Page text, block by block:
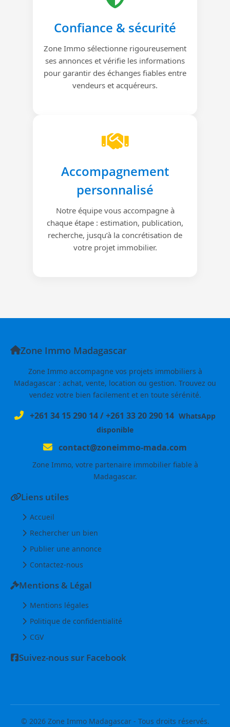
Confiance & sécurité
Zone Immo sélectionne rigoureusement
ses annonces et vérifie les informations
pour garantir des échanges fiables entre
vendeurs et acquéreurs.
Accompagnement
personnalisé
Notre équipe vous accompagne à
chaque étape : estimation, publication,
recherche, jusqu’à la concrétisation de
votre projet immobilier.
Zone Immo Madagascar
Zone Immo accompagne vos projets immobiliers à
Madagascar : achat, vente, location ou gestion. Trouvez ou
vendez votre bien facilement et en toute sérénité.
+261 34 15 290 14/+261 33 20 290 14 WhatsApp
disponible
contact@zoneimmo-mada.com
Zone Immo, votre partenaire immobilier fiable à
Madagascar.
Liens utiles
Accueil
Rechercher un bien
Publier une annonce
Contactez-nous
Mentions & Légal
Mentions légales
Politique de confidentialité
CGV
Suivez-nous sur Facebook
© 2026 Zone Immo Madagascar - Tous droits réservés.